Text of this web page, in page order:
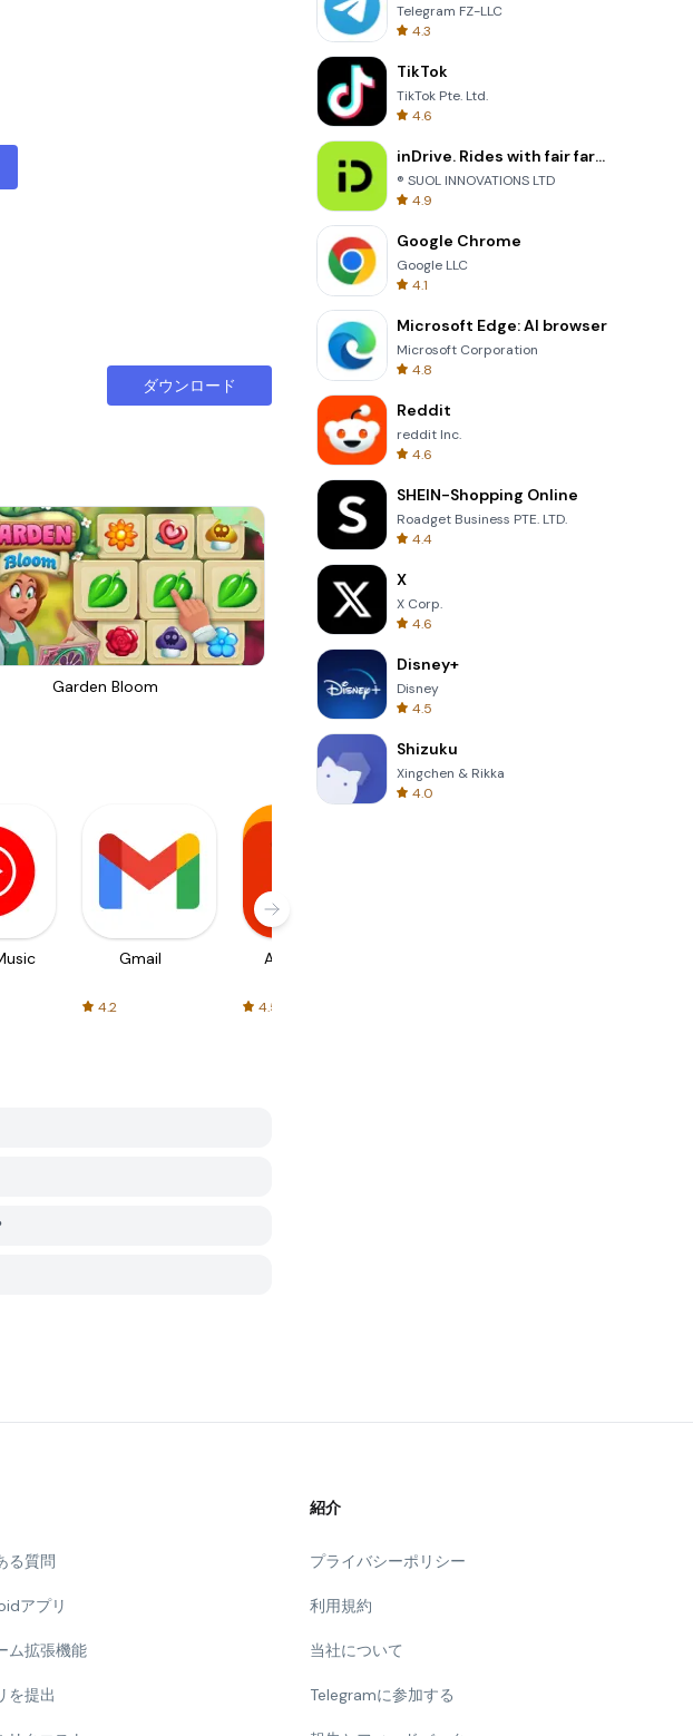
ダウンロード
Garden Bloom Solitaire Klondike
Gmail
4.2
AliExpress
4.5
Telegram FZ-LLC
4.3
TikTok
TikTok Pte. Ltd.
4.6
inDrive. Rides with fair fares
® SUOL INNOVATIONS LTD
4.9
Google Chrome
Google LLC
4.1
Microsoft Edge: AI browser
Microsoft Corporation
4.8
Reddit
reddit Inc.
4.6
SHEIN-Shopping Online
Roadget Business PTE. LTD.
4.4
X
X Corp.
4.6
Disney+
Disney
4.5
Shizuku
Xingchen & Rikka
4.0
る質問
アプリ
ム拡張機能
を提出
紹介
プライバシーポリシー
利用規約
当社について
Telegramに参加する